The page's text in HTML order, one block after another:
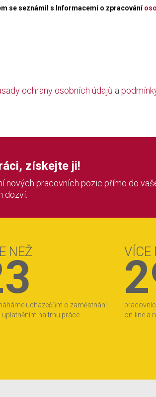
se seznámil s Informacemi o zpracování
ochrany osobních údajů a
získejte ji!
nových pracovních pozic přímo do
dozví.
NEŽ
uchazečům o zaměstnání
uplatněním na trhu práce.
VÍCE
on-line a